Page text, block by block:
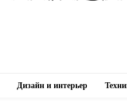
Дизайн и интерьер